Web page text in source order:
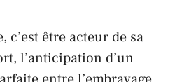
être acteur de sa
l’anticipation d’un